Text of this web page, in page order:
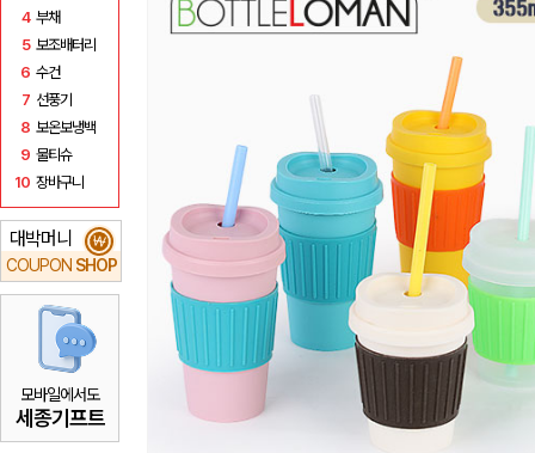
4 부채
5 보조배터리
6 수건
7 선풍기
8 보온보냉백
9 물티슈
10 장바구니
대박머니
COUPON SHOP
₩
모바일에서도
세종기프트